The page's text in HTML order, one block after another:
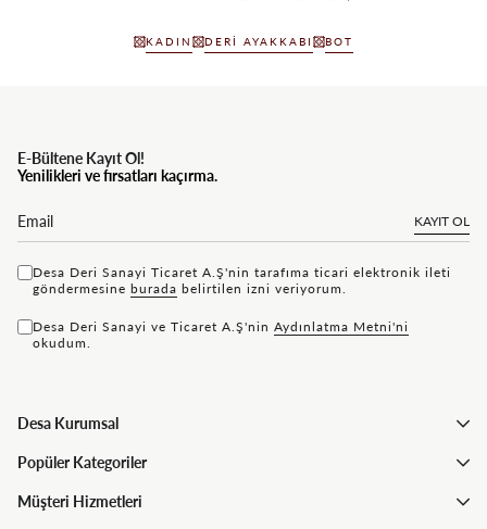
KADIN DERI AYAKKABI BOT
E-Bültene Kayıt Ol!
Yenilikleri ve fırsatları kaçırma.
KAYIT OL
Desa Deri Sanayi Ticaret A.Ş'nin tarafıma ticari elektronik ileti
göndermesine bu rada belirtilen izni veriyorum.
Desa Deri Sanayi ve Ticaret A.Ş'nin Aydınlatma Metni'ni
okudum.
Desa Kurumsal
Popüler Kategoriler
Müşteri Hizmetleri